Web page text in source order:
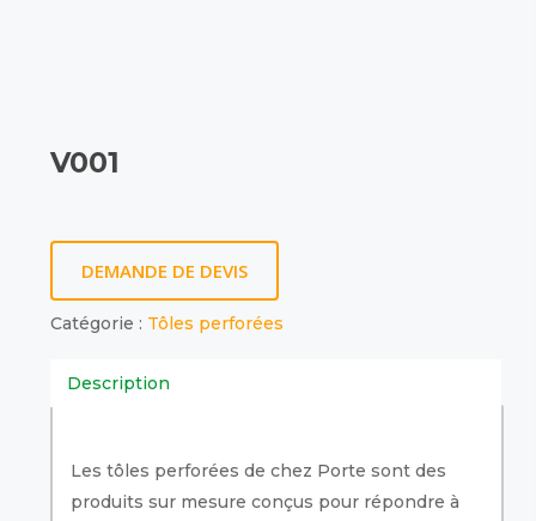
V001
DEMANDE DE DEVIS
Catégorie : Tôles perforées
Description
Les tôles perforées de chez Porte sont des
produits sur mesure conçus pour répondre à